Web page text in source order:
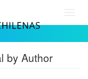
by Author